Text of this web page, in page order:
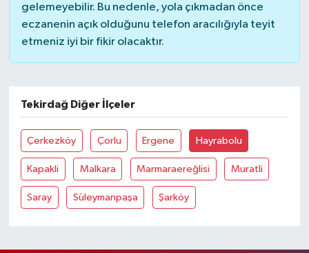
gelemeyebilir. Bu nedenle, yola çıkmadan önce
eczanenin açık olduğunu telefon aracılığıyla teyit
etmeniz iyi bir fikir olacaktır.
Tekirdağ Diğer İlçeler
Çerkezköy Çorlu Ergene Hayrabolu
Kapakli Malkara Marmaraereğlisi Muratli
Saray Süleymanpaşa Şarköy